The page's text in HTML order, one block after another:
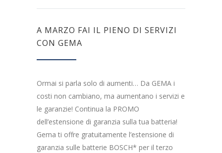
A MARZO FAI IL PIENO DI SERVIZI
CON GEMA
Ormai si parla solo di aumenti… Da GEMA i
costi non cambiano, ma aumentano i servizi e
le garanzie! Continua la PROMO
dell’estensione di garanzia sulla tua batteria!
Gema ti offre gratuitamente l’estensione di
garanzia sulle batterie BOSCH* per il terzo